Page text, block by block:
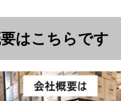
はこちらです